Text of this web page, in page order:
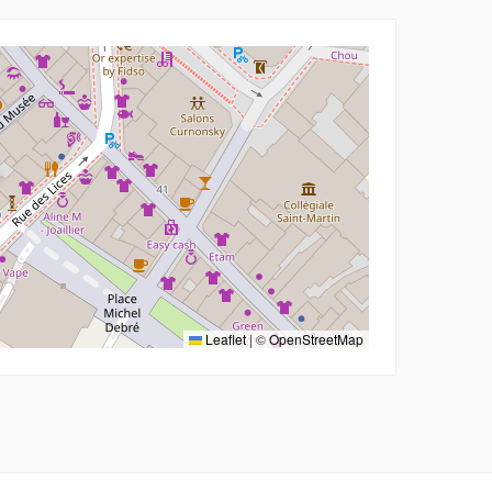
Leaflet|©OpenStreetMap